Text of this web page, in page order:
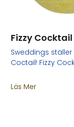
Fizzy
Sweddings
Coctail! Fizzy
Läs Mer